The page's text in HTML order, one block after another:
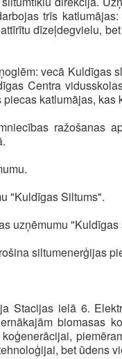
trīs
dīzeļdegvielu,
vecā
Centra
katlumājas, kas
ražošanas
"Kuldīgas Siltums".
uzņēmumu "Kuldīgas
siltumenerģijas
Stacijas ielā 6.
biomasas
bet ūdens